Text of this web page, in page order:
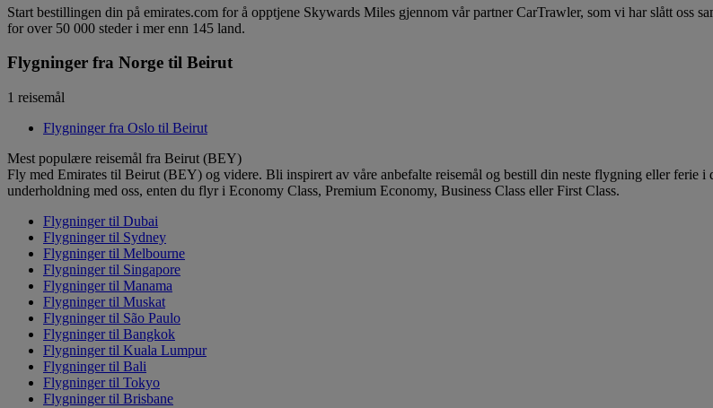
Start bestillingen din på emirates.com for å opptjene Skywards Miles gjennom vår partner CarTrawler, som vi har slått oss
for over 50 000 steder i mer enn 145 land.
Flygninger fra Norge til Beirut
1 reisemål
Flygninger fra Oslo til Beirut
Mest populære reisemål fra Beirut (BEY)
Fly med Emirates til Beirut (BEY) og videre. Bli inspirert av våre anbefalte reisemål og bestill din neste flygning eller ferie
underholdning med oss, enten du flyr i Economy Class, Premium Economy, Business Class eller First Class.
Flygninger til Dubai
Flygninger til Sydney
Flygninger til Melbourne
Flygninger til Singapore
Flygninger til Manama
Flygninger til Muskat
Flygninger til São Paulo
Flygninger til Bangkok
Flygninger til Kuala Lumpur
Flygninger til Bali
Flygninger til Tokyo
Flygninger til Brisbane